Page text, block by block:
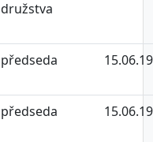
družstva
předseda
předseda